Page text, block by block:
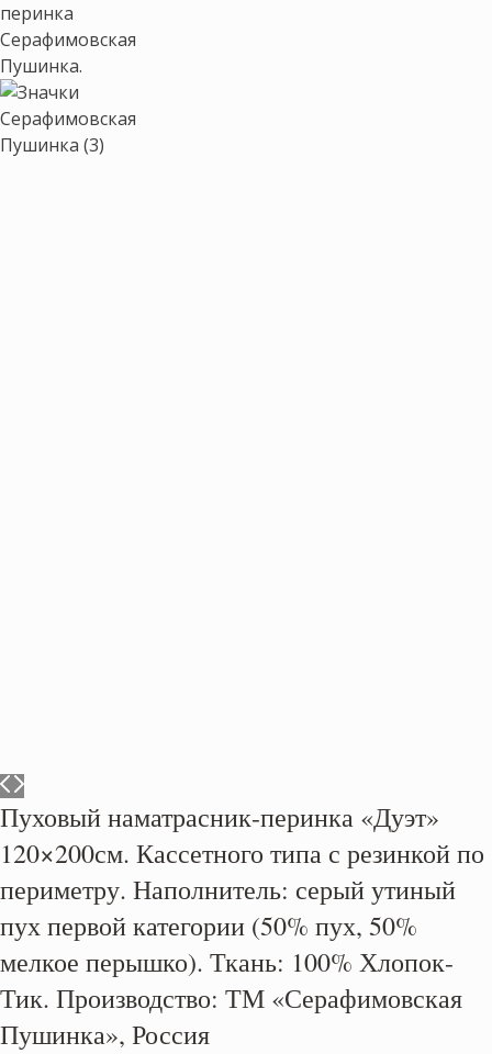
Пуховый наматрасник-перинка «Дуэт»
120×200см. Кассетного типа с резинкой по
периметру. Наполнитель: серый утиный
пух первой категории (50% пух, 50%
мелкое перышко). Ткань: 100% Хлопок-
Тик. Производство: ТМ «Серафимовская
Пушинка», Россия